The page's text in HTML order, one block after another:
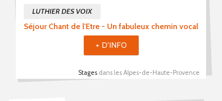
Séjour Chant de l'Etre - Un fabuleux chemin vocal
LUTHIER DES VOIX
Stages dans les Alpes-de-Haute-Provence
+ D'INFO